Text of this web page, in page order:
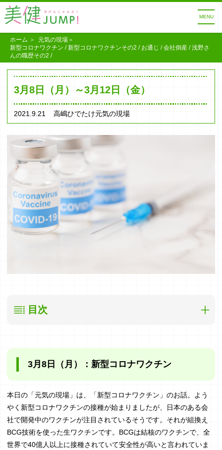
MENU
ホーム
元気の現場
新型コロナワクチン / 新型コロナワクチンその2 / お通じ / 会社倒産 / 浅野さ
んの職歴その2 /
3月8日（月）～3月12日（金）
2021.9.21 高嶋ひでたけ元気の現場
目次
3月9日(火)：新型コロナワクチンその2
3月10日(水)：お通じ
3月11日(木)：会社倒産
3月12日(金)：浅野さんの職歴その2
3月8日（月）：新型コロナワクチン
本日の「元気の現場」は、「新型コロナワクチン」のお話。よう
やく新型コロナワクチンの接種が始まりましたが、日本のある会
社で開発中のワクチンが注目されているそうです。それが組換え
BCG技術を使った生ワクチンです。BCGは結核のワクチンで、全
世界で40億人以上に接種されていて安全性が高いと言われていま